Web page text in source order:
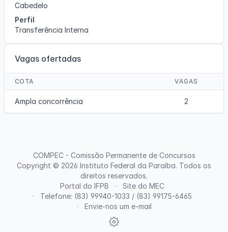
Cabedelo
Perfil
Transferência Interna
Vagas ofertadas
COTA VAGAS
Ampla concorrência 2
Portal do IFPB
Site do MEC
Telefone: (83) 99940-1033 / (83) 99175-6465
Envie-nos um e-mail
COMPEC - Comissão Permanente de Concursos
Copyright © 2026 Instituto Federal da Paraíba. Todos os
direitos reservados.